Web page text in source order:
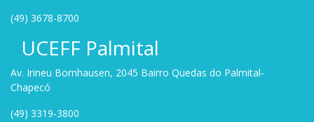
(49) 3678-8700
UCEFF Palmital
Av. Irineu Bornhausen, 2045 Bairro Quedas do Palmital-
Chapecó
(49) 3319-3800